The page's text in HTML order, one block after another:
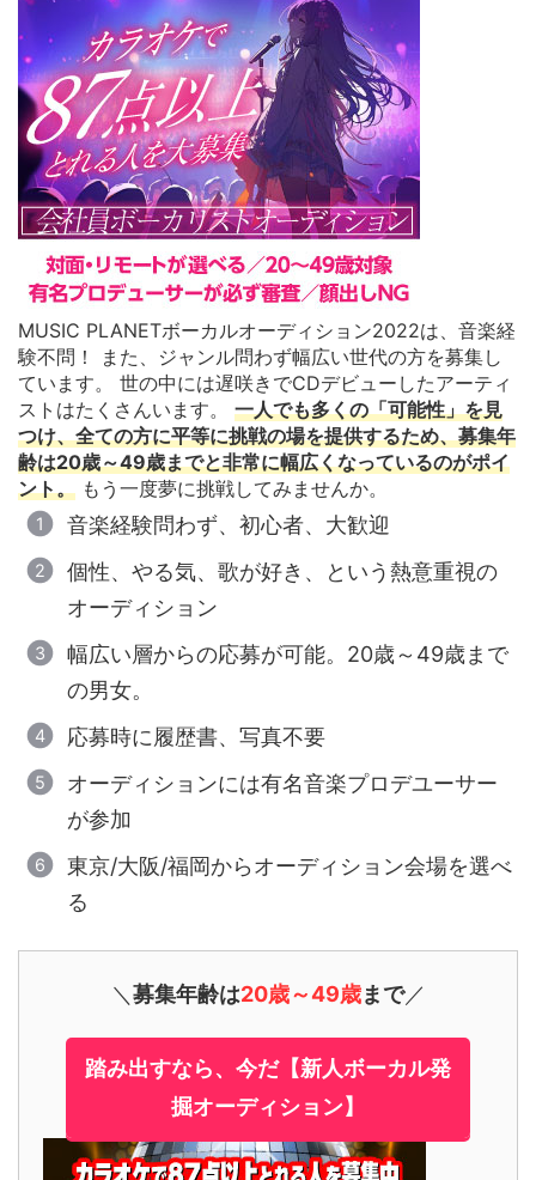
MUSIC PLANETボーカルオーディション2022は、音楽経
験不問！ また、ジャンル問わず幅広い世代の方を募集し
ています。 世の中には遅咲きでCDデビューしたアーティ
ストはたくさんいます。 一人でも多くの「可能性」を見
つけ、全ての方に平等に挑戦の場を提供するため、募集年
齢は20歳～49歳までと非常に幅広くなっているのがポイ
ント。 もう一度夢に挑戦してみませんか。
音楽経験問わず、初心者、大歓迎
個性、やる気、歌が好き、という熱意重視の
オーディション
幅広い層からの応募が可能。20歳～49歳まで
の男女。
応募時に履歴書、写真不要
オーディションには有名音楽プロデユーサー
が参加
東京/大阪/福岡からオーディション会場を選べ
る
＼ 募集年齢は20歳～49歳まで／
踏み出すなら、今だ【新人ボーカル発
掘オーディション】